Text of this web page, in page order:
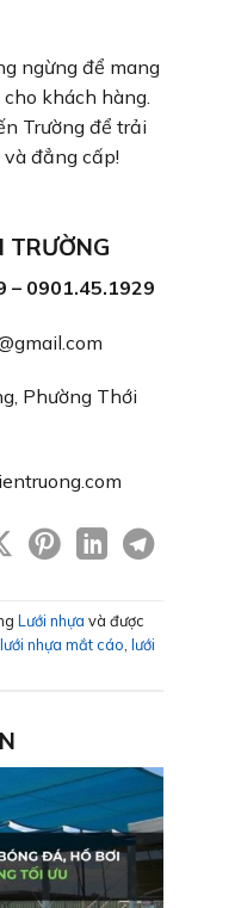
ngừng để mang
khách hàng.
Trường để trải
đẳng cấp!
TRƯỜNG
– 0901.45.1929
Phường Thới
Lưới nhựa và được
lưới nhựa mắt cáo, lưới